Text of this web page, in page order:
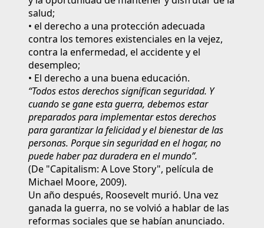
salud;
• el derecho a una protección adecuada
contra los temores existenciales en la vejez,
contra la enfermedad, el accidente y el
desempleo;
• El derecho a una buena educación.
“Todos estos derechos significan seguridad. Y
cuando se gane esta guerra, debemos estar
preparados para implementar estos derechos
para garantizar la felicidad y el bienestar de las
personas. Porque sin seguridad en el hogar, no
puede haber paz duradera en el mundo”.
(De "Capitalism: A Love Story", película de
Michael Moore, 2009).
Un año después, Roosevelt murió. Una vez
ganada la guerra, no se volvió a hablar de las
reformas sociales que se habían anunciado.